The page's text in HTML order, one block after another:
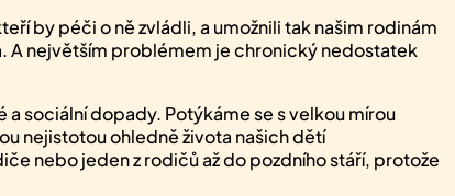
by péči o ně zvládli, a umožnili tak našim rodinám
A největším problémem je chronický nedostatek
sociální dopady. Potýkáme se s velkou mírou
nejistotou ohledně života našich dětí
nebo jeden z rodičů až do pozdního stáří, protože